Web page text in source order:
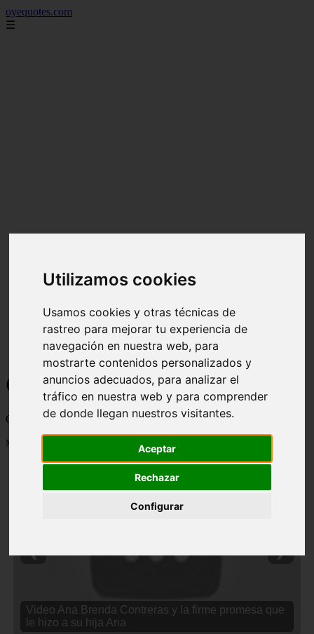
Utilizamos cookies
Usamos cookies y otras técnicas de
rastreo para mejorar tu experiencia de
navegación en nuestra web, para
mostrarte contenidos personalizados y
anuncios adecuados, para analizar el
tráfico en nuestra web y para comprender
de donde llegan nuestros visitantes.
Aceptar
Rechazar
Configurar
oyequotes.com
☰
Curiosidades y Sabias que
Cosas curiosas, curiosidades, noticias impactantes y mucho mas
Mostrando 1 - 24 de 2838 artículos
Video Ana Brenda Contreras y la firme promesa que
le hizo a su hija Aria